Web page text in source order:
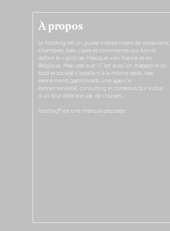
À propos
Le Fooding est un guide indépendant de restaurants,
chambres, bars, caves et commerces qui font et
défont le « goût de l’époque » en France et en
Belgique. Mais pas que ! C’est aussi un magazine où
food et société s’installent à la même table, des
événements gastronokifs, une agence
événementielle, consulting et contenus qui a plus
d’un tour dans son sac de courses…
Fooding® est une marque déposée.